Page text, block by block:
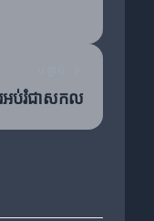
រអប់រំជាសកល